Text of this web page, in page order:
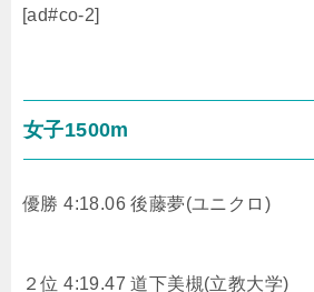
[ad#co-2]
女子1500m
優勝 4:18.06 後藤夢(ユニクロ)
２位 4:19.47 道下美槻(立教大学)